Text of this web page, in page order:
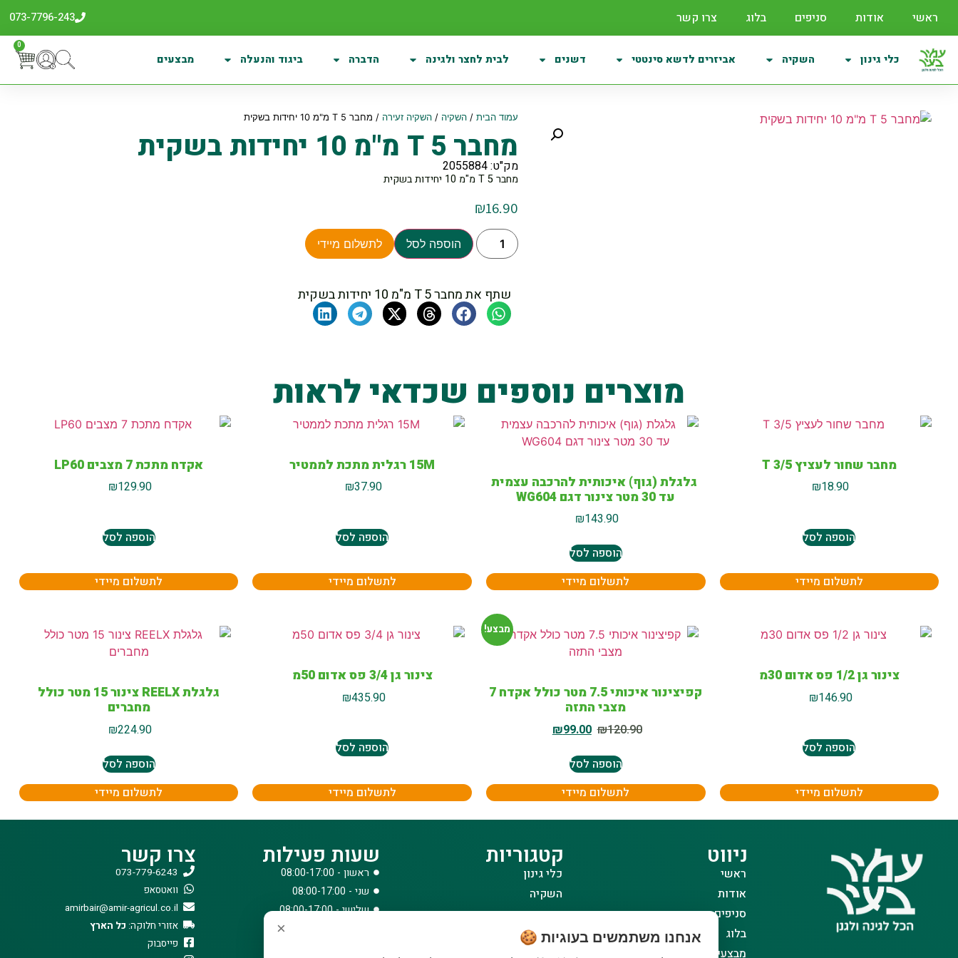
ראשי אודות סניפים בלוג צרו קשר 073-7796-243
כלי גינון השקיה אביזרים לדשא סינטטי דשנים לבית לחצר ולגינה הדברה ביגוד והנעלה מבצעים
0
עמוד הבית /השקיה /השקיה זעירה / מחבר T 5 מ"מ 10 יחידות בשקית
מחבר T 5 מ"מ 10 יחידות בשקית
מק"ט: 2055884
מחבר T 5 מ"מ 10 יחידות בשקית
₪16.90
הוספה לסל לתשלום מיידי
שתף את מחבר T 5 מ"מ 10 יחידות בשקית
מוצרים נוספים שכדאי לראות
מחבר שחור לעציץ T 3/5
₪18.90
הוספה לסל
לתשלום מיידי
גלגלת (גוף) איכותית להרכבה עצמית
עד 30 מטר צינור דגם WG604
₪143.90
הוספה לסל
לתשלום מיידי
15M רגלית מתכת לממטיר
₪37.90
הוספה לסל
לתשלום מיידי
אקדח מתכת 7 מצבים LP60
₪129.90
הוספה לסל
לתשלום מיידי
צינור גן 1/2 פס אדום 30מ
₪146.90
הוספה לסל
לתשלום מיידי
מבצע!
קפיצינור איכותי 7.5 מטר כולל אקדח 7
מצבי התזה
₪120.90
₪99.00
הוספה לסל
לתשלום מיידי
צינור גן 3/4 פס אדום 50מ
₪435.90
הוספה לסל
לתשלום מיידי
גלגלת REELX צינור 15 מטר כולל
מחברים
₪224.90
הוספה לסל
לתשלום מיידי
ניווט
ראשי
אודות
סניפים
בלוג
מבצעים
קטגוריות
כלי גינון
השקיה
הדברה
דשנים
דשא סינטטי ואביזרים
שעות פעילות
ראשון - 08:00-17:00
שני - 08:00-17:00
שלישי - 08:00-17:00
צרו קשר
073-779-6243
וואטסאפ
amirbair@amir-agricul.co.il
אזורי חלוקה: כל הארץ
פייסבוק
× אנחנו משתמשים בעוגיות 🍪